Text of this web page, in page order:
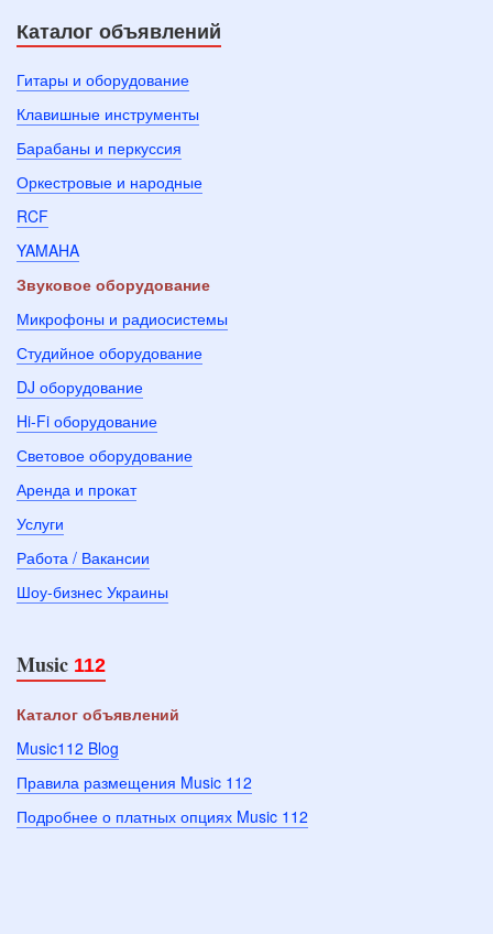
Каталог объявлений
Гитары и оборудование
Клавишные инструменты
Барабаны и перкуссия
Оркестровые и народные
RCF
YAMAHA
Звуковое оборудование
Микрофоны и радиосистемы
Студийное оборудование
DJ оборудование
Hi-Fi оборудование
Световое оборудование
Аренда и прокат
Услуги
Работа / Вакансии
Шоу-бизнес Украины
Music 112
Каталог объявлений
Music112 Blog
Правила размещения Music 112
Подробнее о платных опциях Music 112